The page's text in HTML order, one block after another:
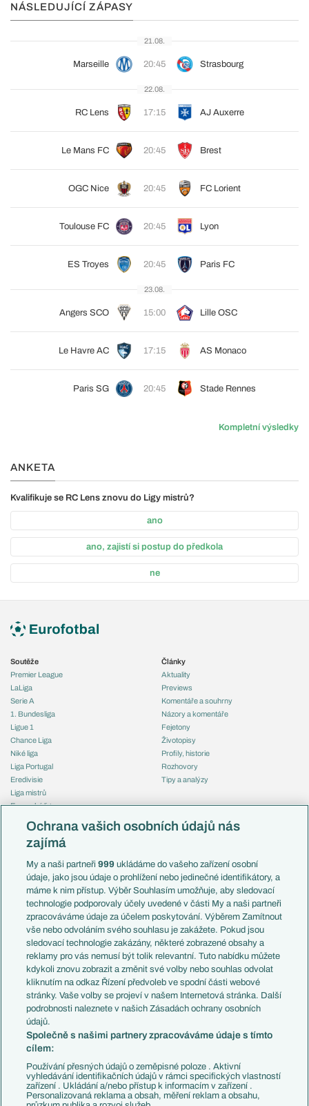
NÁSLEDUJÍCÍ ZÁPASY
21.08.
Marseille 20:45 Strasbourg
22.08.
RC Lens 17:15 AJ Auxerre
Le Mans FC 20:45 Brest
OGC Nice 20:45 FC Lorient
Toulouse FC 20:45 Lyon
ES Troyes 20:45 Paris FC
23.08.
Angers SCO 15:00 Lille OSC
Le Havre AC 17:15 AS Monaco
Paris SG 20:45 Stade Rennes
Kompletní výsledky
ANKETA
Kvalifikuje se RC Lens znovu do Ligy mistrů?
ano
ano, zajistí si postup do předkola
ne
Soutěže
Premier League
LaLiga
Serie A
1. Bundesliga
Ligue 1
Chance Liga
Niké liga
Liga Portugal
Eredivisie
Liga mistrů
Evropská liga
Mistrovství světa
Liga národů
Témata
Představení týmů MS
EuroSkauting
PL v kostce
Evropské koeficienty
Přestupy
Přestupové spekulace
Zranění
Kluby
Arsenal FC
Chelsea FC
Manchester United
AC Milán
Juventus FC
Bayern Mnichov
FC Barcelona
Real Madrid
Články
Aktuality
Previews
Komentáře a souhrny
Názory a komentáře
Fejetony
Životopisy
Profily, historie
Rozhovory
Tipy a analýzy
Česko
Francie
Itálie
Německo
Španělsko
Argentina
Brazílie
Přestupy
Zápasy
Livescore
Tipovací soutěž
Ochrana vašich osobních údajů nás
zajímá
My a naši partneři999 ukládáme do vašeho zařízení osobní
údaje, jako jsou údaje o prohlížení nebo jedinečné identifikátory, a
máme k nim přístup. Výběr Souhlasím umožňuje, aby sledovací
technologie podporovaly účely uvedené v části My a naši partneři
zpracováváme údaje za účelem poskytování. Výběrem Zamítnout
vše nebo odvoláním svého souhlasu je zakážete. Pokud jsou
sledovací technologie zakázány, některé zobrazené obsahy a
reklamy pro vás nemusí být tolik relevantní. Tuto nabídku můžete
kdykoli znovu zobrazit a změnit své volby nebo souhlas odvolat
kliknutím na odkaz Řízení předvoleb ve spodní části webové
stránky. Vaše volby se projeví v našem Internetová stránka. Další
podrobnosti naleznete v našich Zásadách ochrany osobních
údajů.
Společně s našimi partnery zpracováváme údaje s tímto
cílem:
Používání přesných údajů o zeměpisné poloze . Aktivní
vyhledávání identifikačních údajů v rámci specifických vlastností
zařízení . Ukládání a/nebo přístup k informacím v zařízení .
Personalizovaná reklama a obsah, měření reklam a obsahu,